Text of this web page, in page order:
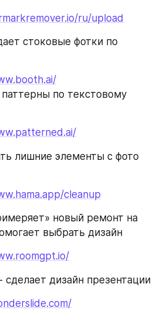
ru/upload
стоковые фотки по
паттерны по текстовому
лишние элементы с фото
cleanup
новый ремонт на
выбрать дизайн
- сделает дизайн презентации